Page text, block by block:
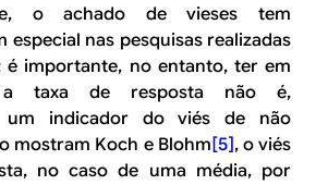
o achado de vieses tem
especial nas pesquisas realizadas
é importante, no entanto, ter em
taxa de resposta não é,
um indicador do viés de não
mostram Koch e Blohm[5], o viés
no caso de uma média, por